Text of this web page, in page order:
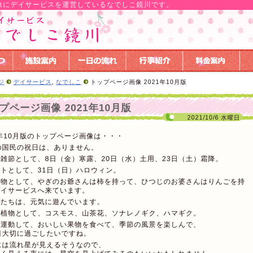
デイサービスを運営しているなでしこ鏡川です。
デイサービス , なでしこ トップページ画像 2021年10月版
プページ画像 2021年10月版
2021/10/6 水曜日
10月版のトップページ画像は・・・
民の祝日は、ありません。
節として、8日（金）寒露、20日（水）土用、23日（土）霜降。
として、31日（日）ハロウィン。
として、やぎのお爺さんは柿を持って、ひつじのお婆さんはりんごを持
サービスへ来ています。
ちは、元気に遊んでいます。
物として、コスモス、山茶花、ソナレノギク、ハマギク。
動して、おいしい果物を食べて、季節の風景を楽しんで、
切に過ごしたいですね。
流れ星が見えるそうなので、